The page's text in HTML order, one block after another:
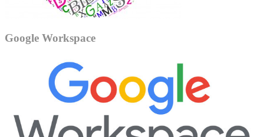
Google Workspace